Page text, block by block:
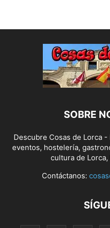
SOBRE
Descubre Cosas de Lorca
eventos, hostelería,
cultura de
Contáctanos: